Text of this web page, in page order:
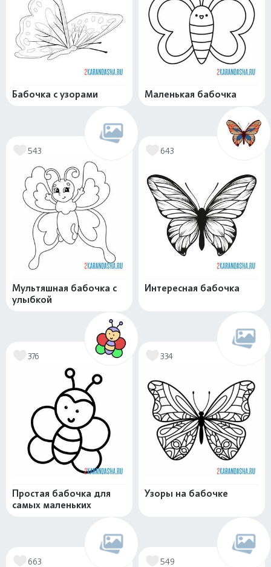
Бабочка с узорами Маленькая бабочка
543
Мультяшная бабочка с
улыбкой
643
Интересная бабочка
376
Простая бабочка для
самых маленьких
334
Узоры на бабочке
663 549